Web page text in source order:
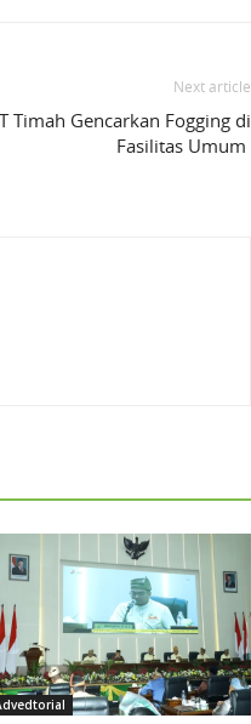
Next article
Timah Gencarkan Fogging di
Fasilitas Umum